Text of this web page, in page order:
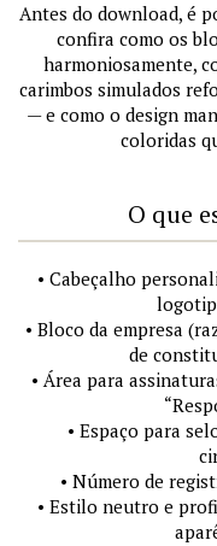
Antes do download, é
confira como os
harmoniosamente,
carimbos simulados
— e como o design
coloridas
O que
• Cabeçalho
• Bloco da empresa
de
• Área para
• Espaço para
• Número de
• Estilo neutro e